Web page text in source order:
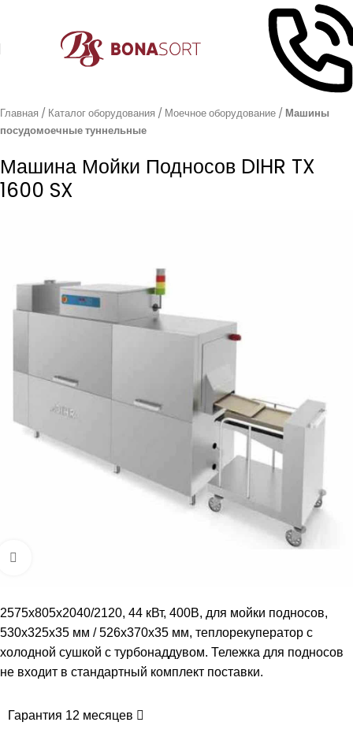
Главная Каталог оборудования Моечное оборудование
Машины
посудомоечные туннельные
Машина Мойки Подносов DIHR TX
1600 SX
2575x805x2040/2120, 44 кВт, 400В, для мойки подносов,
530x325x35 мм / 526x370x35 мм, теплорекуператор с
холодной сушкой с турбонаддувом. Тележка для подносов
не входит в стандартный комплект поставки.
Гарантия 12 месяцев